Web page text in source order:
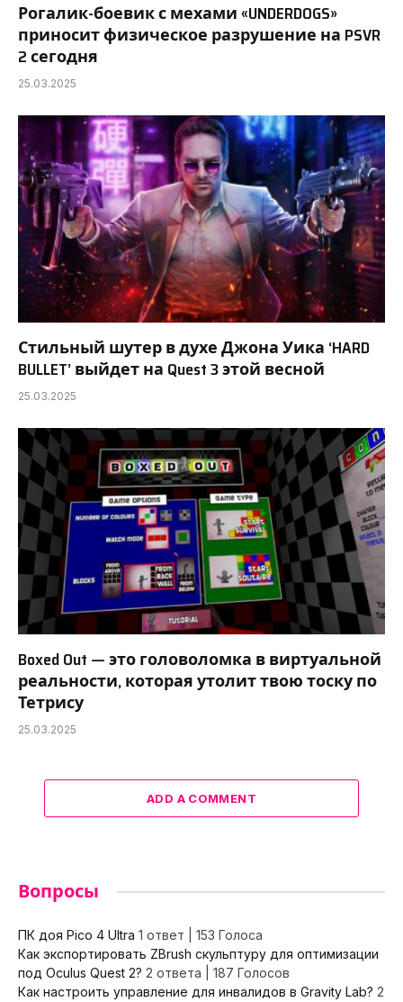
Рогалик-боевик с мехами «UNDERDOGS»
приносит физическое разрушение на PSVR
2 сегодня
25.03.2025
Стильный шутер в духе Джона Уика ‘HARD
BULLET’ выйдет на Quest 3 этой весной
25.03.2025
Boxed Out — это головоломка в виртуальной
реальности, которая утолит твою тоску по
Тетрису
25.03.2025
ADD A COMMENT
Вопросы
ПК доя Pico 4 Ultra 1 ответ
153 Голоса
Как экспортировать ZBrush скульптуру для оптимизации
под Oculus Quest 2? 2 ответа
187 Голосов
Как настроить управление для инвалидов в Gravity Lab? 2